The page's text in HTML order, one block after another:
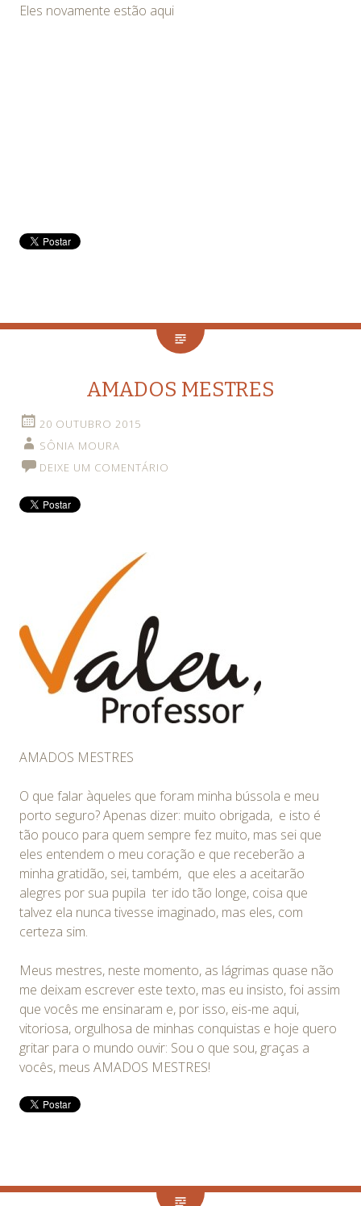
Eles novamente estão aqui
AMADOS MESTRES
20 OUTUBRO 2015
SÔNIA MOURA
DEIXE UM COMENTÁRIO
AMADOS MESTRES
O que falar àqueles que foram minha bússola e meu
porto seguro? Apenas dizer: muito obrigada, e isto é
tão pouco para quem sempre fez muito, mas sei que
eles entendem o meu coração e que receberão a
minha gratidão, sei, também, que eles a aceitarão
alegres por sua pupila ter ido tão longe, coisa que
talvez ela nunca tivesse imaginado, mas eles, com
certeza sim.
Meus mestres, neste momento, as lágrimas quase não
me deixam escrever este texto, mas eu insisto, foi assim
que vocês me ensinaram e, por isso, eis-me aqui,
vitoriosa, orgulhosa de minhas conquistas e hoje quero
gritar para o mundo ouvir: Sou o que sou, graças a
vocês, meus AMADOS MESTRES!